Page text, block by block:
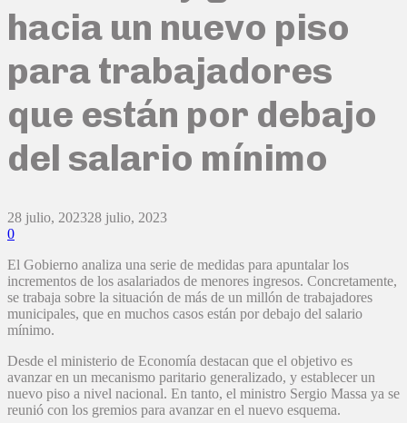
hacia un nuevo piso
para trabajadores
que están por debajo
del salario mínimo
28 julio, 202328 julio, 2023
0
El Gobierno analiza una serie de medidas para apuntalar los
incrementos de los asalariados de menores ingresos. Concretamente,
se trabaja sobre la situación de más de un millón de trabajadores
municipales, que en muchos casos están por debajo del salario
mínimo.
Desde el ministerio de Economía destacan que el objetivo es
avanzar en un mecanismo paritario generalizado, y establecer un
nuevo piso a nivel nacional. En tanto, el ministro Sergio Massa ya se
reunió con los gremios para avanzar en el nuevo esquema.